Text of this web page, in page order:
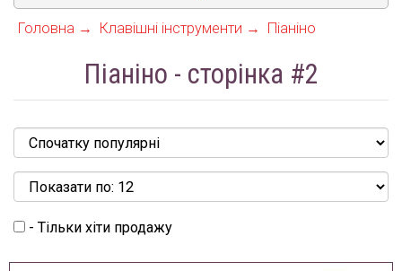
Головна Клавішні інструменти Піаніно
Піаніно - сторінка #2
- Тільки хіти продажу